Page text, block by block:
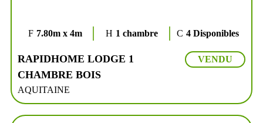
7.80m x 4m 1 chambre 4 Disponibles
RAPIDHOME LODGE 1
CHAMBRE BOIS
AQUITAINE
VENDU